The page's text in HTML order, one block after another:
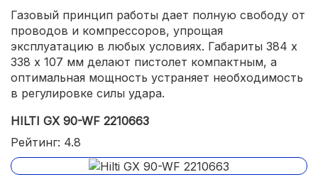
Газовый принцип работы дает полную свободу от
проводов и компрессоров, упрощая
эксплуатацию в любых условиях. Габариты 384 х
338 х 107 мм делают пистолет компактным, а
оптимальная мощность устраняет необходимость
в регулировке силы удара.
HILTI GX 90-WF 2210663
Рейтинг: 4.8